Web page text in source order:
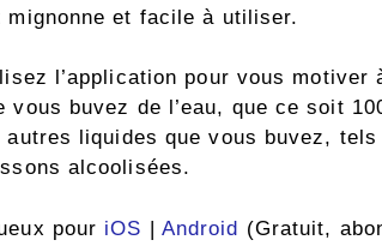
mignonne et facile à utiliser.
l’application pour vous motiver
vous buvez de l’eau, que ce soit
autres liquides que vous buvez,
alcoolisées.
pour iOS | Android (Gratuit,